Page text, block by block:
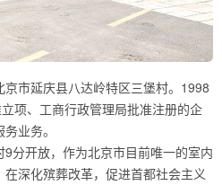
市延庆县八达岭特区三堡村。1998
项、工商行政管理局批准注册的企
业务。
分开放，作为北京市目前唯一的室内
深化殡葬改革，促进首都社会主义